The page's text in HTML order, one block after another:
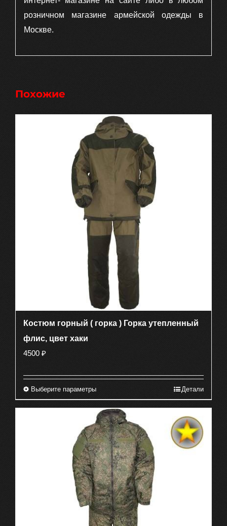
розничном магазине армейской одежды в
Москве.
Похожие
Костюм горный ( горка ) Горка утепленный
флис, цвет хаки
4500 ₽
Выберите параметрыЭтот
имеет
несколько
вариаций.
Опции
можно
выбрать
на
странице
Детали